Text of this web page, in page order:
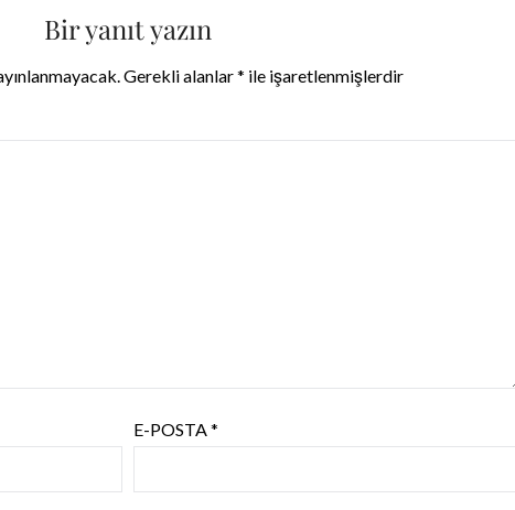
Bir yanıt yazın
Gerekli alanlar* ile işaretlenmişlerdir
E-POSTA*